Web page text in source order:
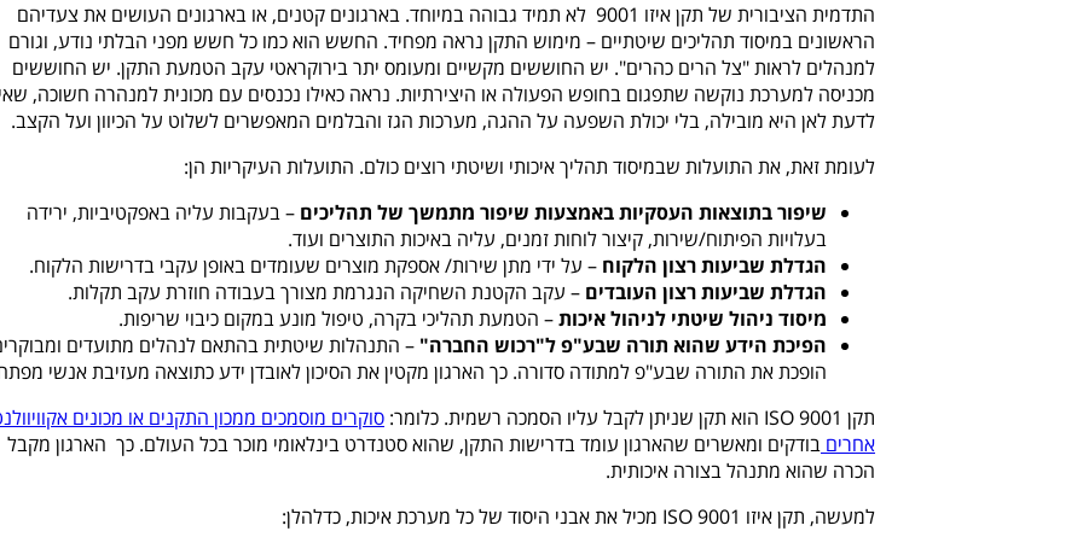
התדמית הציבורית של תקן איזו 9001 לא תמיד גבוהה במיוחד. בארגונים קטנים, או בארגונים העושים את צעדיהם
הראשונים במיסוד תהליכים שיטתיים – מימוש התקן נראה מפחיד. החשש הוא כמו כל חשש מפני הבלתי נודע, וגורם
למנהלים לראות "צל הרים כהרים". יש החוששים מקשיים ומעומס יתר בירוקראטי עקב הטמעת התקן. יש החוששים
מכניסה למערכת נוקשה שתפגום בחופש הפעולה או היצירתיות. נראה כאילו נכנסים עם מכונית למנהרה חשוכה,
לדעת לאן היא מובילה, בלי יכולת השפעה על ההגה, מערכות הגז והבלמים המאפשרים לשלוט על הכיוון ועל הקצב.
לעומת זאת, את התועלות שבמיסוד תהליך איכותי ושיטתי רוצים כולם. התועלות העיקריות הן:
שיפור בתוצאות העסקיות באמצעות שיפור מתמשך של תהליכים – בעקבות עליה באפקטיביות, ירידה
בעלויות הפיתוח/שירות, קיצור לוחות זמנים, עליה באיכות התוצרים ועוד.
הגדלת שביעות רצון הלקוח – על ידי מתן שירות/אספקת מוצרים שעומדים באופן עקבי בדרישות הלקוח.
הגדלת שביעות רצון העובדים – עקב הקטנת השחיקה הנגרמת מצורך בעבודה חוזרת עקב תקלות.
מיסוד ניהול שיטתי לניהול איכות– הטמעת תהליכי בקרה, טיפול מונע במקום כיבוי שריפות.
הפיכת הידע שהוא תורה שבע"פ ל"רכוש החברה" – התנהלות שיטתית בהתאם לנהלים מתועדים
הופכת את התורה שבע"פ למתודה סדורה. כך הארגון מקטין את הסיכון לאובדן ידע כתוצאה מעזיבת אנשי
תקן 9001
ISO הוא תקן שניתן לקבל עליו הסמכה רשמית. כלומר: סוקרים מוסמכים ממכון התקנים או מכונים
אחרים בודקים ומאשרים שהארגון עומד בדרישות התקן, שהוא סטנדרט בינלאומי מוכר בכל העולם. כך הארגון מקבל
הכרה שהוא מתנהל בצורה איכותית.
למעשה, תקן איזו 9001 ISO מכיל את אבני היסוד של כל מערכת איכות, כדלהלן: